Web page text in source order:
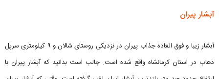
آبشار پیران
آبشار زیبا و فوق العاده جذاب پیران در نزدیکی روستای شالان و ۹ کیلومتری سرپل
ذهاب در استان کرمانشاه واقع شده است. جالب است بدانید که آبشار پیران با